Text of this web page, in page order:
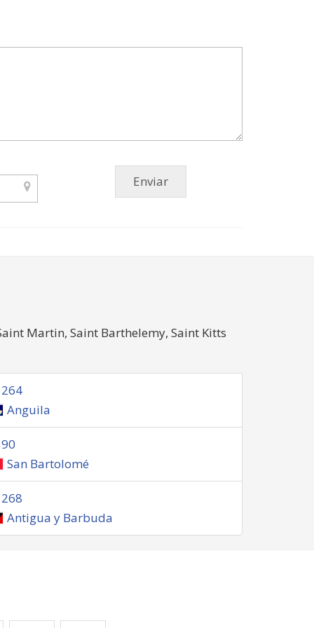
Martin, Saint Barthelemy, Saint Kitts
Anguila
San Bartolomé
Antigua y Barbuda